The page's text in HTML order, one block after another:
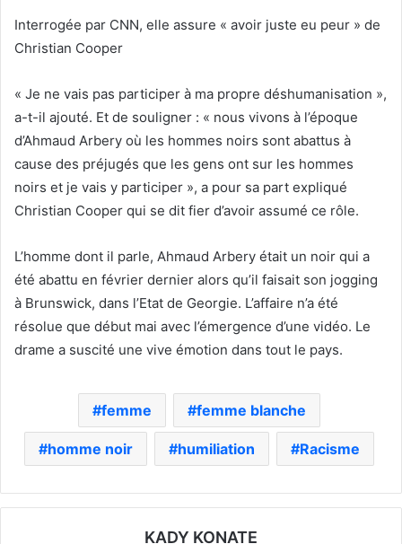
Interrogée par CNN, elle assure « avoir juste eu peur » de
Christian Cooper
« Je ne vais pas participer à ma propre déshumanisation »,
a-t-il ajouté. Et de souligner : « nous vivons à l’époque
d’Ahmaud Arbery où les hommes noirs sont abattus à
cause des préjugés que les gens ont sur les hommes
noirs et je vais y participer », a pour sa part expliqué
Christian Cooper qui se dit fier d’avoir assumé ce rôle.
L’homme dont il parle, Ahmaud Arbery était un noir qui a
été abattu en février dernier alors qu’il faisait son jogging
à Brunswick, dans l’Etat de Georgie. L’affaire n’a été
résolue que début mai avec l’émergence d’une vidéo. Le
drame a suscité une vive émotion dans tout le pays.
femme femme blanche
homme noir humiliation Racisme
KADY KONATE